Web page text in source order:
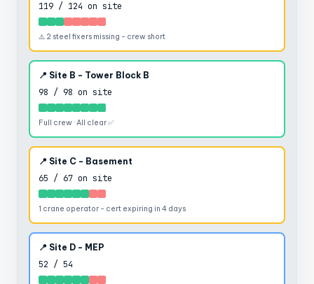
119 / 124 on site
⚠️ 2 steel fixers missing - crew short
📍 Site B - Tower Block B
98 / 98 on site
Full crew · All clear ✅
📍 Site C - Basement
65 / 67 on site
1 crane operator - cert expiring in 4 days
📍 Site D - MEP
52 / 54